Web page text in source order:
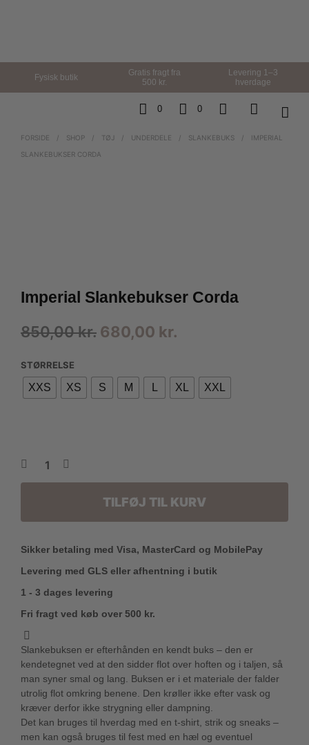
Fysisk butik
Gratis fragt fra
500 kr.
Levering 1–3
hverdage
0 0
FORSIDE / SHOP / TØJ / UNDERDELE / SLANKEBUKS /
IMPERIAL
SLANKEBUKSER CORDA
Imperial Slankebukser Corda
850,00kr. Den
pris
var:
680,00 kr.
pris
er:
STØRRELSE
XXS XS S M XL XXL
TILFØJ TIL KURV
Sikker betaling med Visa, MasterCard og MobilePay
Levering med GLS eller afhentning i butik
1 - 3 dages levering
Fri fragt ved køb over 500 kr.
Slankebuksen er efterhånden en kendt buks – den er
kendetegnet ved at den sidder flot over hoften og i taljen, så
man syner smal og lang. Buksen er i et materiale der falder
utrolig flot omkring benene. Den krøller ikke efter vask og
kræver derfor ikke strygning eller dampning.
Det kan bruges til hverdag med en t-shirt, strik og sneaks –
men kan også bruges til fest med en hæl og eventuel